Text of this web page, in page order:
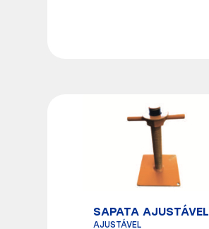
SAPATA AJUSTÁVEL
AJUSTÁVEL